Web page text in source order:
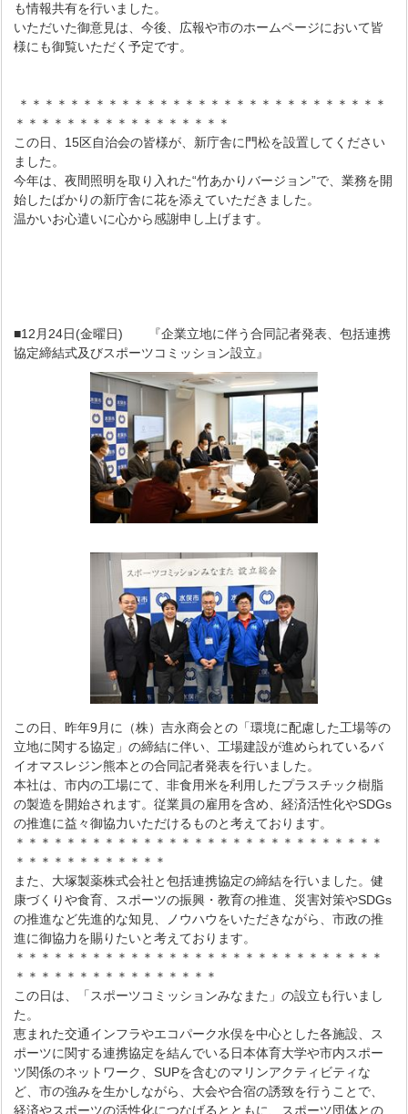
も情報共有を行いました。
いただいた御意見は、今後、広報や市のホームページにおいて皆
様にも御覧いただく予定です。
＊＊＊＊＊＊＊＊＊＊＊＊＊＊＊＊＊＊＊＊＊＊＊＊＊＊＊＊＊
＊＊＊＊＊＊＊＊＊＊＊＊＊＊＊＊＊
この日、15区自治会の皆様が、新庁舎に門松を設置してください
ました。
今年は、夜間照明を取り入れた“竹あかりバージョン”で、業務を開
始したばかりの新庁舎に花を添えていただきました。
温かいお心遣いに心から感謝申し上げます。
■12月24日(金曜日) 『企業立地に伴う合同記者発表、包括連携
協定締結式及びスポーツコミッション設立』
この日、昨年9月に（株）吉永商会との「環境に配慮した工場等の
立地に関する協定」の締結に伴い、工場建設が進められているバ
イオマスレジン熊本との合同記者発表を行いました。
本社は、市内の工場にて、非食用米を利用したプラスチック樹脂
の製造を開始されます。従業員の雇用を含め、経済活性化やSDGs
の推進に益々御協力いただけるものと考えております。
＊＊＊＊＊＊＊＊＊＊＊＊＊＊＊＊＊＊＊＊＊＊＊＊＊＊＊＊＊
＊＊＊＊＊＊＊＊＊＊＊＊
また、大塚製薬株式会社と包括連携協定の締結を行いました。健
康づくりや食育、スポーツの振興・教育の推進、災害対策やSDGs
の推進など先進的な知見、ノウハウをいただきながら、市政の推
進に御協力を賜りたいと考えております。
＊＊＊＊＊＊＊＊＊＊＊＊＊＊＊＊＊＊＊＊＊＊＊＊＊＊＊＊＊
＊＊＊＊＊＊＊＊＊＊＊＊＊＊＊＊
この日は、「スポーツコミッションみなまた」の設立も行いまし
た。
恵まれた交通インフラやエコパーク水俣を中心とした各施設、ス
ポーツに関する連携協定を結んでいる日本体育大学や市内スポー
ツ関係のネットワーク、SUPを含むのマリンアクティビティな
ど、市の強みを生かしながら、大会や合宿の誘致を行うことで、
経済やスポーツの活性化につなげるとともに、スポーツ団体との